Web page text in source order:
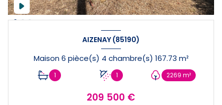
AIZENAY (85190)
Maison 6 pièce(s) 4 chambre(s) 167.73 m²
1 1 2269 m²
209 500 €